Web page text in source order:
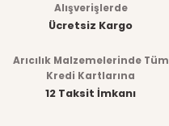
Alışverişlerde
Ücretsiz Kargo
Arıcılık Malzemelerinde Tüm
Kredi Kartlarına
12 Taksit İmkanı